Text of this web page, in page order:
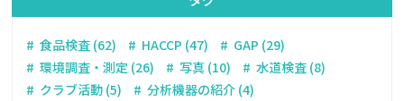
食品検査 (62) HACCP (47)
GAP (29)
環境調査・測定 (26)
写真 (10)
水道検査 (8)
クラブ活動 (5)
分析機器の紹介 (4)